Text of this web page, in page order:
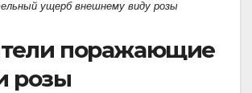
ущерб внешнему виду розы
поражающие
розы